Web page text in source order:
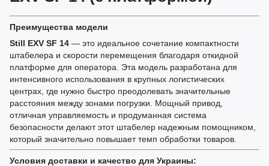
Преимущества модели
Still EXV SF 14 — это идеальное сочетание компактности
штабелера и скорости перемещения благодаря откидной
платформе для оператора. Эта модель разработана для
интенсивного использования в крупных логистических
центрах, где нужно быстро преодолевать значительные
расстояния между зонами погрузки. Мощный привод,
отличная управляемость и продуманная система
безопасности делают этот штабелер надежным помощником,
который значительно повышает темп обработки товаров.
Условия доставки и качество для Украины: